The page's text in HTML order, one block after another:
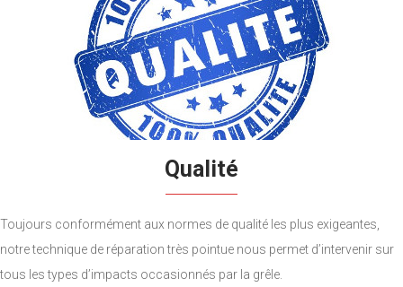
Qualité
Toujours conformément aux normes de qualité les plus exigeantes,
notre technique de réparation très pointue nous permet d’intervenir sur
tous les types d’impacts occasionnés par la grêle.